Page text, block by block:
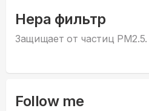
Hepa фильтр
Защищает от частиц PM2.5.
Follow me